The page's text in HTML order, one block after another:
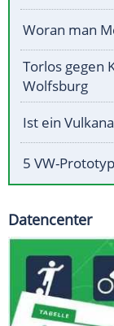
Woran man
Torlos gegen
Wolfsburg
Ist ein
5 VW-
Datencenter